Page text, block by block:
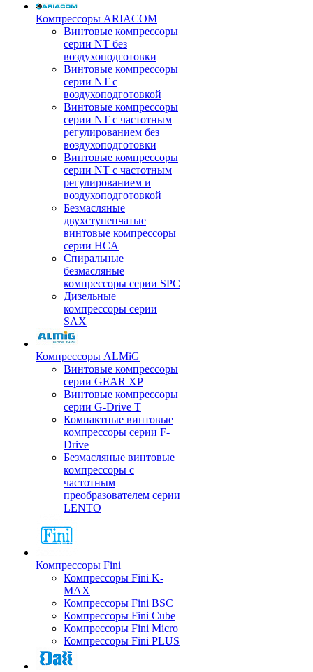
Компрессоры ARIACOM
Винтовые компрессоры
серии NT без
воздухоподготовки
Винтовые компрессоры
серии NT c
воздухоподготовкой
Винтовые компрессоры
серии NT с частотным
регулированием без
воздухоподготовки
Винтовые компрессоры
серии NT с частотным
регулированием и
воздухоподготовкой
Безмасляные
двухступенчатые
винтовые компрессоры
серии HCA
Спиральные
безмасляные
компрессоры серии SPC
Дизельные
компрессоры серии
SAX
Компрессоры ALMiG
Винтовые компрессоры
серии GEAR XP
Винтовые компрессоры
серии G-Drive T
Компактные винтовые
компрессоры серии F-
Drive
Безмасляные винтовые
компрессоры с
частотным
преобразователем серии
LENTO
Компрессоры Fini
Компрессоры Fini K-
MAX
Компрессоры Fini BSC
Компрессоры Fini Cube
Компрессоры Fini Micro
Компрессоры Fini PLUS